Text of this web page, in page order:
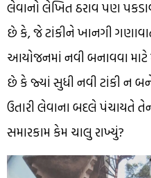
લેવાનો લેખિત ઠરાવ પણ
છે કે, જે ટાંકીને ખાનગી
આયોજનમાં નવી બનાવવા માટે
છે કે જ્યાં સુધી નવી ટાંકી ન
ઉતારી લેવાના બદલે પંચાયતે
સમારકામ કેમ ચાલુ રાખ્યું?